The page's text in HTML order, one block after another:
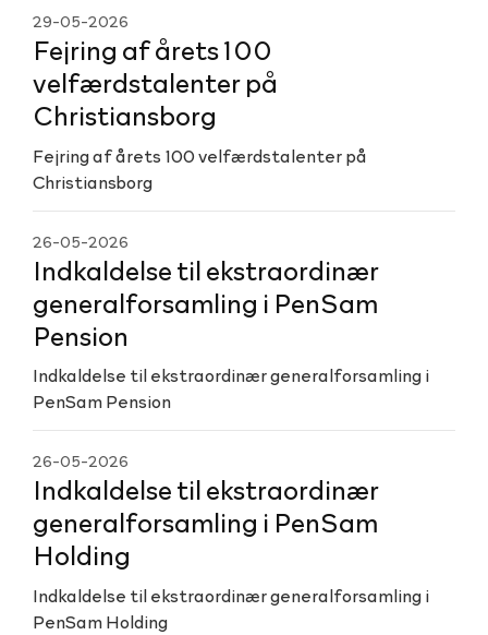
29-05-2026
Fejring af årets 100
velfærdstalenter på
Christiansborg
Fejring af årets 100 velfærdstalenter på
Christiansborg
26-05-2026
Indkaldelse til ekstraordinær
generalforsamling i PenSam
Pension
Indkaldelse til ekstraordinær generalforsamling i
PenSam Pension
26-05-2026
Indkaldelse til ekstraordinær
generalforsamling i PenSam
Holding
Indkaldelse til ekstraordinær generalforsamling i
PenSam Holding